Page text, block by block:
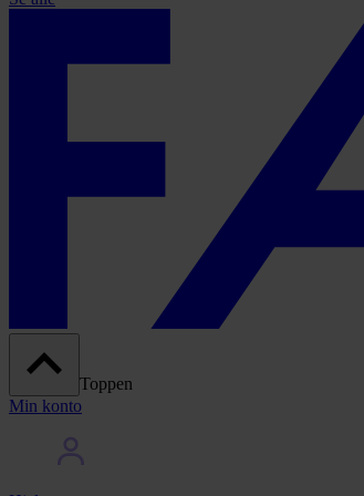
Toppen
Min konto